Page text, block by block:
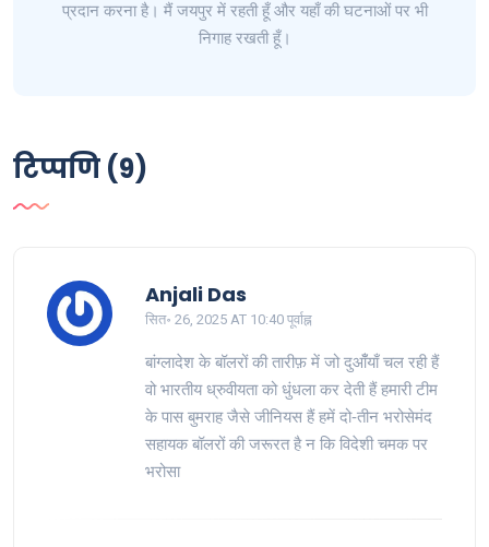
प्रदान करना है। मैं जयपुर में रहती हूँ और यहाँ की घटनाओं पर भी
निगाह रखती हूँ।
टिप्पणि (9)
Anjali Das
सित॰ 26, 2025 AT 10:40 पूर्वाह्न
बांग्लादेश के बॉलरों की तारीफ़ में जो दुआँँयाँ चल रही हैं
वो भारतीय ध्रुवीयता को धुंधला कर देती हैं हमारी टीम
के पास बुमराह जैसे जीनियस हैं हमें दो‑तीन भरोसेमंद
सहायक बॉलरों की जरूरत है न कि विदेशी चमक पर
भरोसा